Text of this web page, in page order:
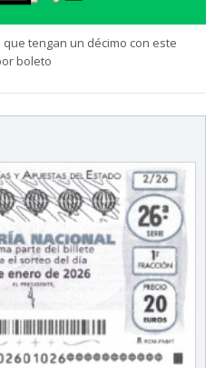
tengan un décimo con este
boleto